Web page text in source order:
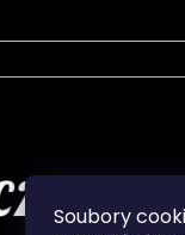
Soubory